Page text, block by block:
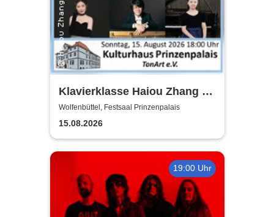
Klavierklasse Haiou Zhang -
Eröffnungskonzert des
Meisterkurses RESONANZ
Wolfenbüttel, Festsaal Prinzenpalais
15.08.2026
19:00 Uhr